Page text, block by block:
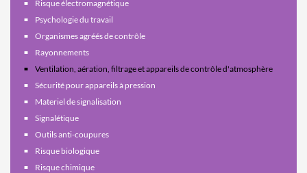
Risque électromagnétique
Psychologie du travail
Organismes agréés de contrôle
Rayonnements
Ventilation, aération, filtrage et appareils de contrôle d'atmosphère
Sécurité pour appareils à pression
Materiel de signalisation
Signalétique
Outils anti-coupures
Risque biologique
Risque chimique